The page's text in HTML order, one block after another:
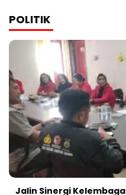
POLITIK
Jalin Sinergi